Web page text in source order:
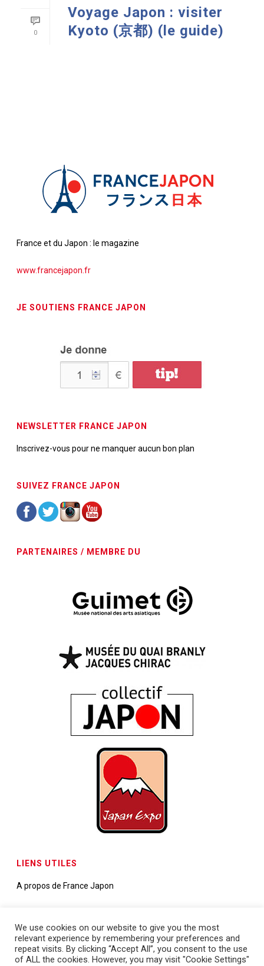
0
Voyage Japon : visiter
Kyoto (京都) (le guide)
France et du Japon : le magazine
www.francejapon.fr
JE SOUTIENS FRANCE JAPON
NEWSLETTER FRANCE JAPON
Inscrivez-vous pour ne manquer aucun bon plan
SUIVEZ FRANCE JAPON
PARTENAIRES / MEMBRE DU
LIENS UTILES
A propos de France Japon
Demande de partenariats
We use cookies on our website to give you the most
relevant experience by remembering your preferences and
repeat visits. By clicking “Accept All”, you consent to the use
of ALL the cookies. However, you may visit "Cookie Settings"